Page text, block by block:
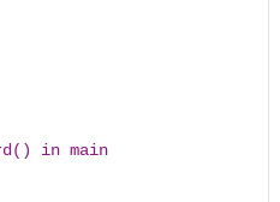
in main